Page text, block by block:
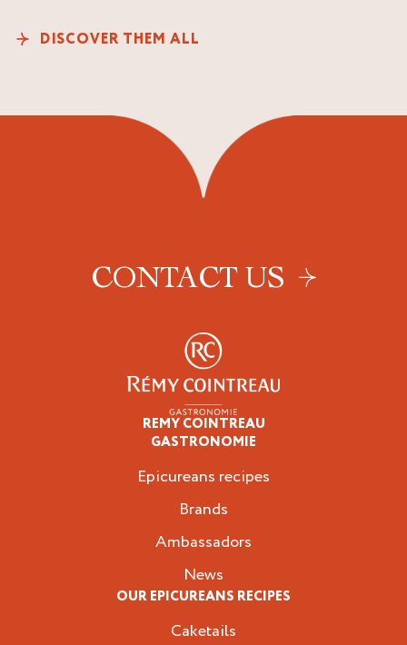
DISCOVER THEM ALL
CONTACT US
REMY COINTREAU
GASTRONOMIE
Epicureans recipes
Brands
Ambassadors
News
OUR EPICUREANS RECIPES
Caketails